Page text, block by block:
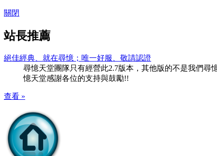
關閉
站長推薦
絕佳經典、就在尋憶；唯一好服、敬請認證
尋憶天堂團隊只有經營此2.7版本，其他版的不是我們尋
憶天堂感謝各位的支持與鼓勵!!
查看 »